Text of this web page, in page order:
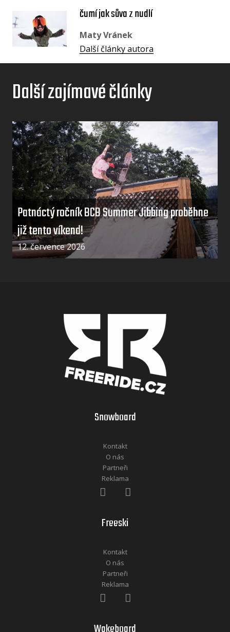
čumí jak sůva z nudlí
Maty Vránek
Další články autora
Další zajímavé články
Patnáctý ročník BCB Summer Jibbing proběhne
již tento víkend!
12. července 2026
Snowboard
Kontakt
O nás
Partneři
Reklama
Freeski
Kontakt
O nás
Partneři
Reklama